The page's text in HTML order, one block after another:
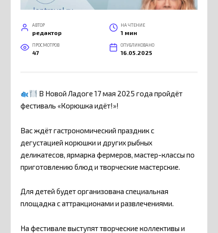
АВТОР
редактор
НА ЧТЕНИЕ
1 мин
ПРОСМОТРОВ
47
ОПУБЛИКОВАНО
16.05.2025
В Новой Ладоге 17 мая 2025 года пройдёт
фестиваль «Корюшка идёт!»!
Вас ждёт гастрономический праздник с
дегустацией корюшки и других рыбных
деликатесов, ярмарка фермеров, мастер-классы по
приготовлению блюд и творческие мастерские.
Для детей будет организована специальная
площадка с аттракционами и развлечениями.
На фестивале выступят творческие коллективы и